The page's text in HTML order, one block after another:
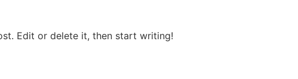
Edit or delete it, then start writing!